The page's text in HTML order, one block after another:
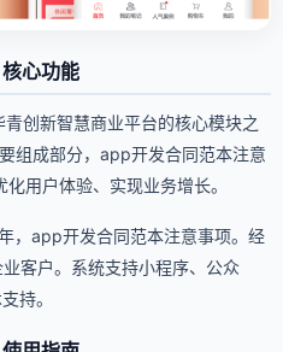
心功能
创新智慧商业平台的核心模块之
组成部分，app开发合同范本注意
用户体验、实现业务增长。
，app开发合同范本注意事项。经
客户。系统支持小程序、公众
持。